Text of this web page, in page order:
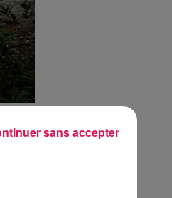
sans accepter